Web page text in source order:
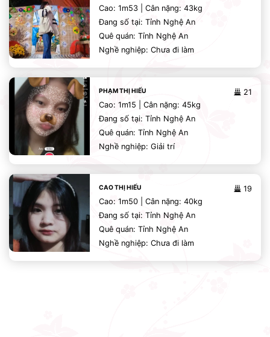
Cao: 1m53 | Cân nặng: 43kg
Đang số tại: Tỉnh Nghệ An
Quê quán: Tỉnh Nghệ An
Nghề nghiệp: Chưa đi làm
21
PHẠM THỊ HIẾU
Cao: 1m15 | Cân nặng: 45kg
Đang số tại: Tỉnh Nghệ An
Quê quán: Tỉnh Nghệ An
Nghề nghiệp: Giải trí
19
CAO THỊ HIẾU
Cao: 1m50 | Cân nặng: 40kg
Đang số tại: Tỉnh Nghệ An
Quê quán: Tỉnh Nghệ An
Nghề nghiệp: Chưa đi làm